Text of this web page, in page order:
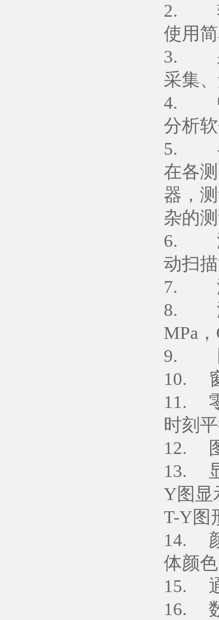
2. 软
使用
3. 采
采集
4. 中
分析
5. 各
在各
器，
杂的
6. 测
动扫
7. 测
8. 测
MPa
9. 图
10.
11.
时刻
12.
13.
Y图显
T-Y图
14.
体颜
15.
16.